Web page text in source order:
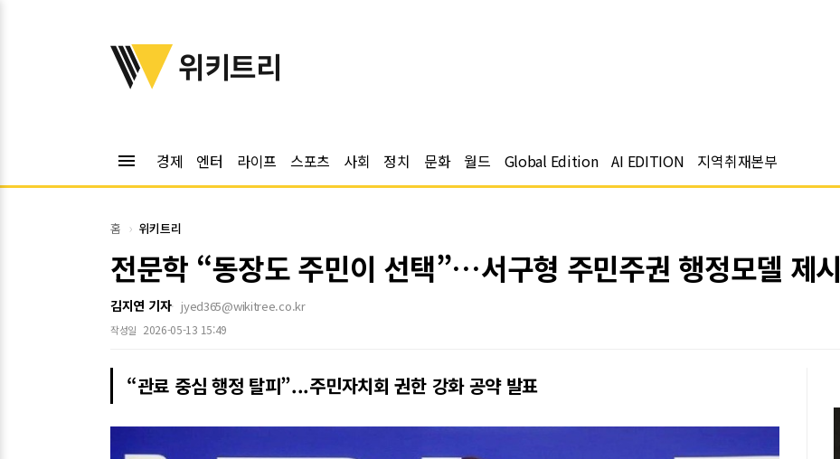
위키트리
위키트리
menu 경제 엔터 라이프 스포츠 사회 정치 문화 월드 Global Edition AI EDITION 지역취재본부
홈 위키트리
전문학 “동장도 주민이 선택”…서구형 주민주권 행정모델 제시
김지연 기자 jyed365@wikitree.co.kr
작성일 2026-05-13 15:49
“관료 중심 행정 탈피”...주민자치회 권한 강화 공약 발표